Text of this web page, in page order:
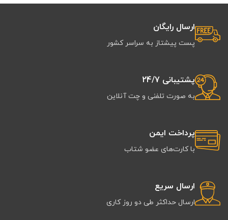
ارسال رایگان
پست پیشتاز به سراسر کشور
پشتیبانی 24/7
به صورت تلفنی و چت آنلاین
پرداخت ایمن
با کارت‌های عضو شتاب
ارسال سریع
ارسال حداکثر طی دو روز کاری